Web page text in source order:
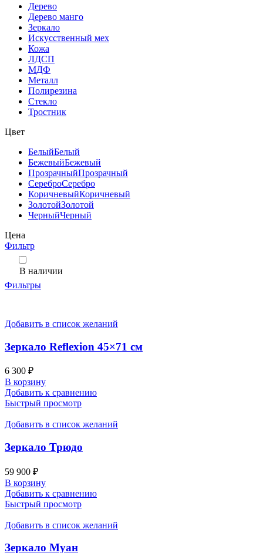
Дерево
Дерево манго
Зеркало
Искусственный мех
Кожа
ЛДСП
МДФ
Металл
Полирезина
Стекло
Тростник
Цвет
БелыйБелый
БежевыйБежевый
ПрозрачныйПрозрачный
СереброСеребро
КоричневыйКоричневый
ЗолотойЗолотой
ЧерныйЧерный
Цена
Фильтр
В наличии
Фильтры
Добавить в список желаний
Зеркало Reflexion 45×71 см
6 300 ₽
В корзину
Добавить к сравнению
Быстрый просмотр
Добавить в список желаний
Зеркало Трюдо
59 900 ₽
В корзину
Добавить к сравнению
Быстрый просмотр
Добавить в список желаний
Зеркало Муан